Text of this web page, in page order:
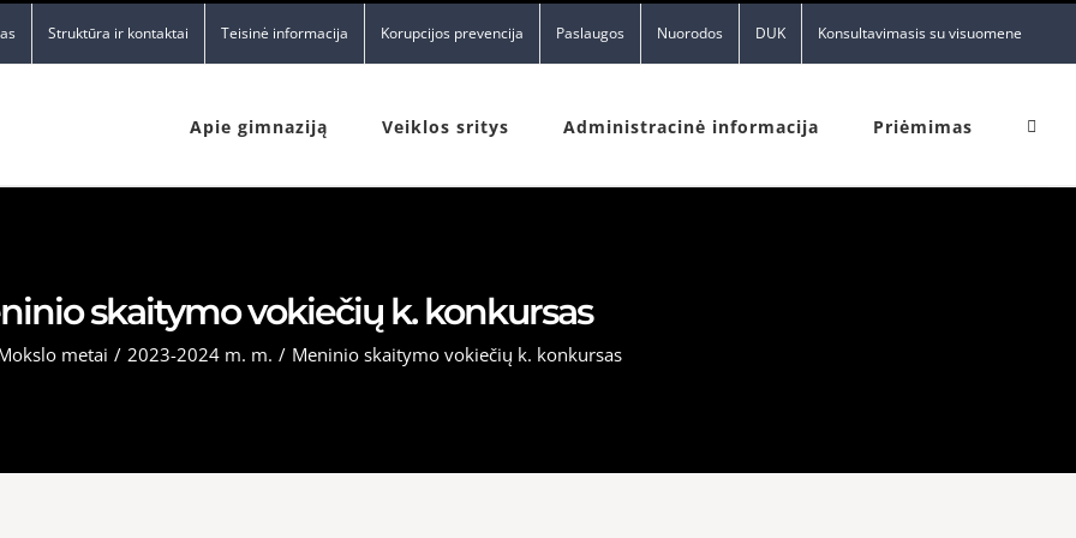
Struktūra ir kontaktai Teisinė informacija Korupcijos prevencija Paslaugos Nuorodos DUK Konsultavimasis su visuomene
Apie gimnaziją Veiklos sritys Administracinė informacija Priėmimas
skaitymo vokiečių k. konkursas
metai / 2023-2024 m. m. / Meninio skaitymo vokiečių k. konkursas